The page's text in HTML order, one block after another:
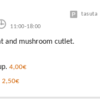
11:00-18:00
tasuta
and mushroom cutlet.
4,00€
2,50€